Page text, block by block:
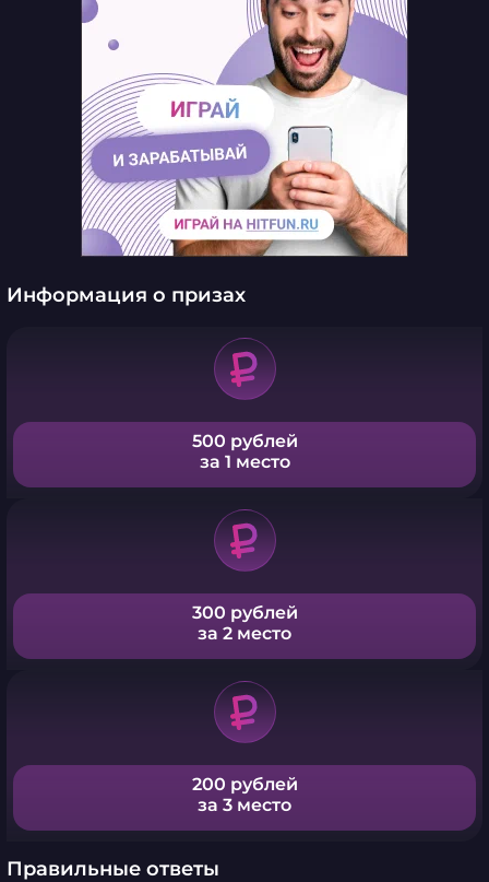
Информация о призах
500 рублей
за 1 место
300 рублей
за 2 место
200 рублей
за 3 место
Правильные ответы